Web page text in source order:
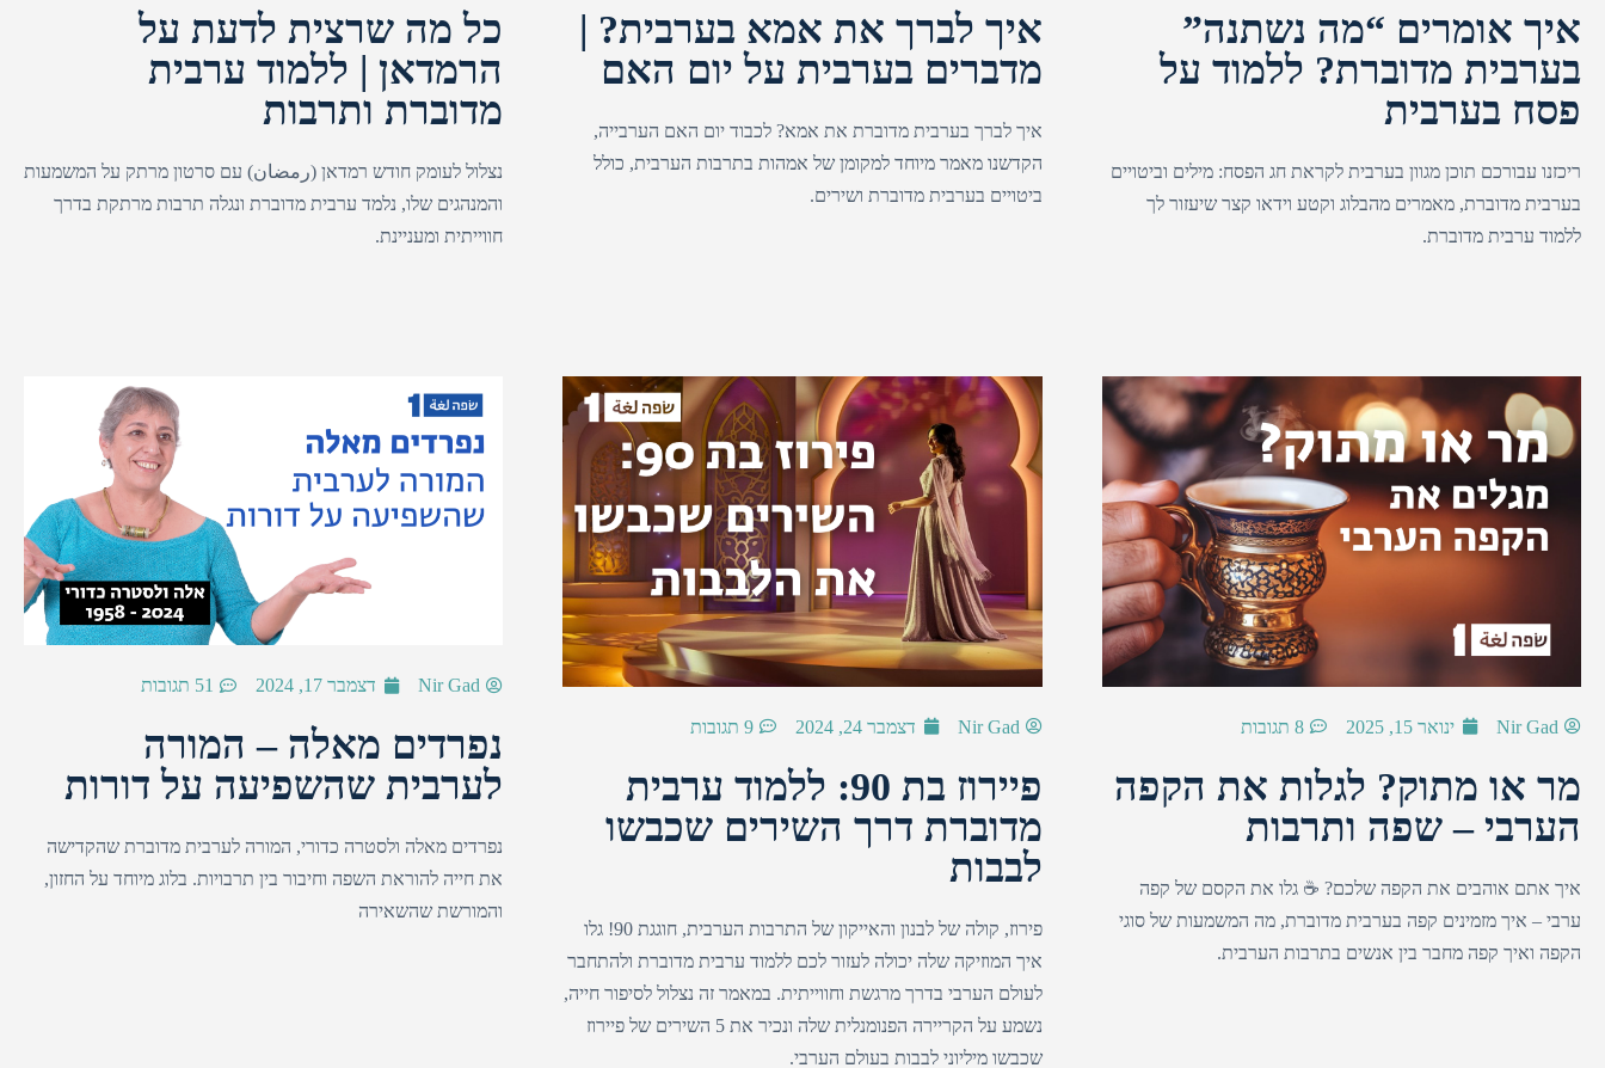
איך אומרים “מה נשתנה”
בערבית מדוברת? ללמוד על
פסח בערבית
ריכזנו עבורכם תוכן מגוון בערבית לקראת חג הפסח: מילים וביטויים
בערבית מדוברת, מאמרים מהבלוג וקטע וידאו קצר שיעזור לך
ללמוד ערבית מדוברת.
איך לברך את אמא בערבית? |
מדברים בערבית על יום האם
איך לברך בערבית מדוברת את אמא? לכבוד יום האם הערבייה,
הקדשנו מאמר מיוחד למקומן של אמהות בתרבות הערבית, כולל
ביטויים בערבית מדוברת ושירים.
כל מה שרצית לדעת על
הרמדאן | ללמוד ערבית
מדוברת ותרבות
נצלול לעומק חודש רמדאן (رمضان) עם סרטון מרתק על המשמעות
והמנהגים שלו, נלמד ערבית מדוברת ונגלה תרבות מרתקת בדרך
חווייתית ומעניינת.
Nir Gad ינואר 15, 2025 8 תגובות
מר או מתוק? לגלות את הקפה
הערבי – שפה ותרבות
איך אתם אוהבים את הקפה שלכם? ☕️ גלו את הקסם של קפה
ערבי – איך מזמינים קפה בערבית מדוברת, מה המשמעות של סוגי
הקפה ואיך קפה מחבר בין אנשים בתרבות הערבית.
Nir Gad דצמבר 24, 2024 9 תגובות
פיירוז בת 90: ללמוד ערבית
מדוברת דרך השירים שכבשו
לבבות
פירוז, קולה של לבנון והאייקון של התרבות הערבית, חוגגת 90! גלו
איך המוזיקה שלה יכולה לעזור לכם ללמוד ערבית מדוברת ולהתחבר
לעולם הערבי בדרך מרגשת וחווייתית. במאמר זה נצלול לסיפור חייה,
נשמע על הקריירה הפנומנלית שלה ונכיר את 5 השירים של פיירוז
שכבשו מיליוני לבבות בעולם הערבי.
Nir Gad דצמבר 17, 2024 51 תגובות
נפרדים מאלה – המורה
לערבית שהשפיעה על דורות
נפרדים מאלה ולסטרה כדורי, המורה לערבית מדוברת שהקדישה
את חייה להוראת השפה וחיבור בין תרבויות. בלוג מיוחד על החזון,
והמורשת שהשאירה